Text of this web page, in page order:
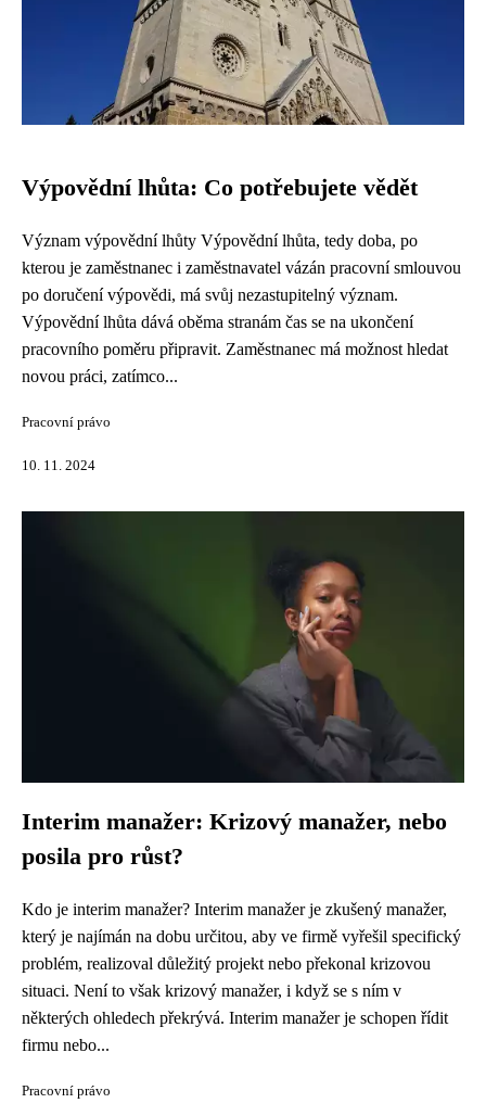
Výpovědní lhůta: Co potřebujete vědět
Význam výpovědní lhůty Výpovědní lhůta, tedy doba, po
kterou je zaměstnanec i zaměstnavatel vázán pracovní smlouvou
po doručení výpovědi, má svůj nezastupitelný význam.
Výpovědní lhůta dává oběma stranám čas se na ukončení
pracovního poměru připravit. Zaměstnanec má možnost hledat
novou práci, zatímco...
Pracovní právo
10. 11. 2024
Interim manažer: Krizový manažer, nebo
posila pro růst?
Kdo je interim manažer? Interim manažer je zkušený manažer,
který je najímán na dobu určitou, aby ve firmě vyřešil specifický
problém, realizoval důležitý projekt nebo překonal krizovou
situaci. Není to však krizový manažer, i když se s ním v
některých ohledech překrývá. Interim manažer je schopen řídit
firmu nebo...
Pracovní právo